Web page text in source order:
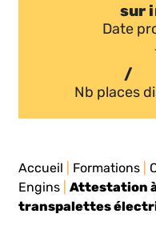
sur
Date
/
Nb places
Accueil Formations
Engins |Attestation
transpalettes